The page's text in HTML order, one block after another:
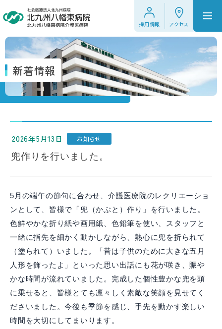
採用情報 アクセス
新着情報
2026年5月13日 お知らせ
兜作りを行いました。
5月の端午の節句に合わせ、介護医療院のレクリエーショ
ンとして、皆様で「兜（かぶと）作り」を行いました。
色鮮やかな折り紙や画用紙、色鉛筆を使い、スタッフと
一緒に指先を細かく動かしながら、熱心に兜を折られて
（塗られて）いました。「昔は子供のために大きな五月
人形を飾ったよ」といった思い出話にも花が咲き、賑や
かな時間が流れていました。完成した個性豊かな兜を頭
に乗せると、皆様とても凛々しく素敵な笑顔を見せてく
ださいました。今後も季節を感じ、手先を動かす楽しい
時間を大切にしてまいります。